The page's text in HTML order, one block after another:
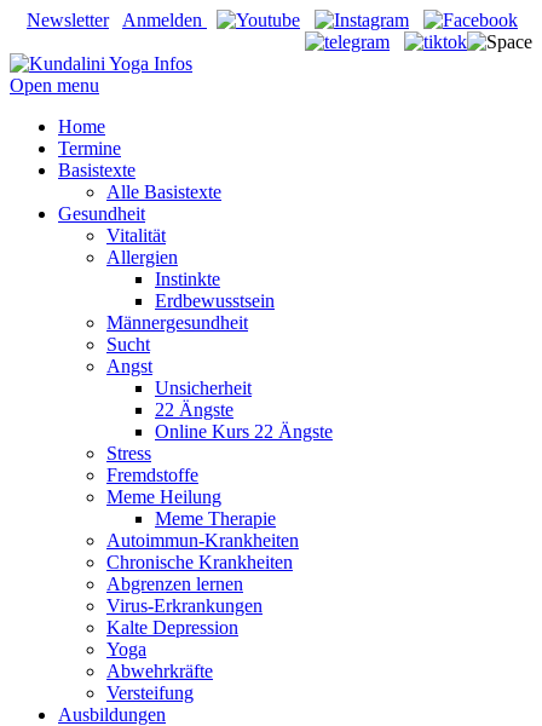
Newsletter Anmelden
Open menu
Home
Termine
Basistexte
Alle Basistexte
Gesundheit
Vitalität
Allergien
Instinkte
Erdbewusstsein
Männergesundheit
Sucht
Angst
Unsicherheit
22 Ängste
Online Kurs 22 Ängste
Stress
Fremdstoffe
Meme Heilung
Meme Therapie
Autoimmun-Krankheiten
Chronische Krankheiten
Abgrenzen lernen
Virus-Erkrankungen
Kalte Depression
Yoga
Abwehrkräfte
Versteifung
Ausbildungen